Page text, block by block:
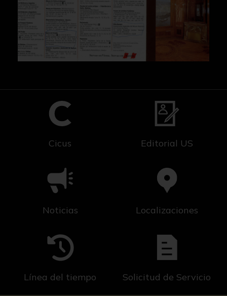
Cicus Editorial US
Noticias Localizaciones
Línea del tiempo Solicitud de Servicio